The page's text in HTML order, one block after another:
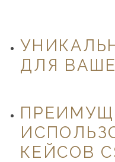
ДЛЯ
КЕЙСОВ